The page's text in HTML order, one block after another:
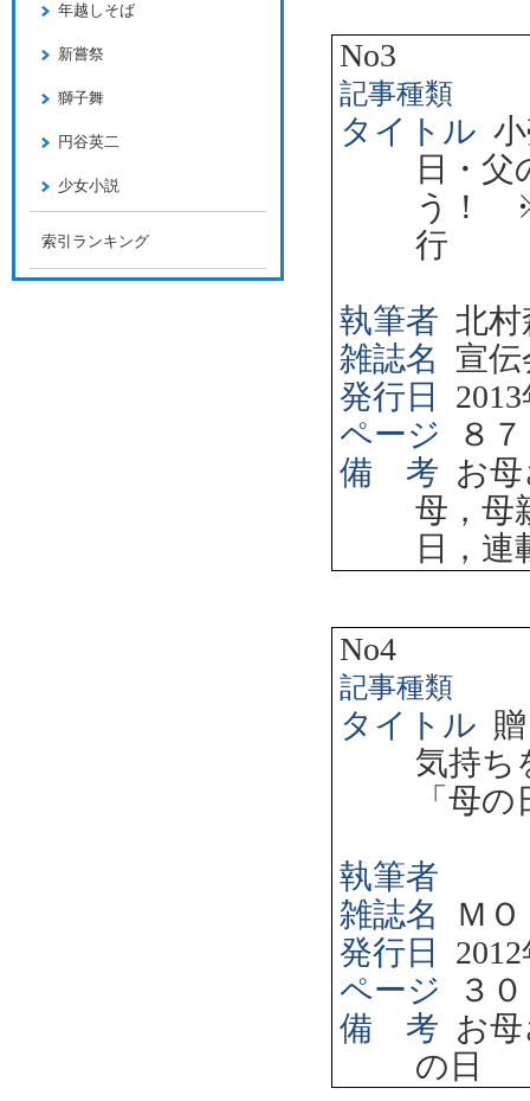
No3
記事種類
タイトル
日・
う！ ※
行
執筆者 北村
雑誌名
宣伝
発行日
2013
ページ
８７
備 考 お
母，母
日，連
No4
記事種類
タイトル
気持ち
「母
執筆者
雑誌名
Ｍ
発行日
2012
ページ
３
備 考 お
の日
年越しそば
新嘗祭
獅子舞
円谷英二
少女小説
索引ランキング